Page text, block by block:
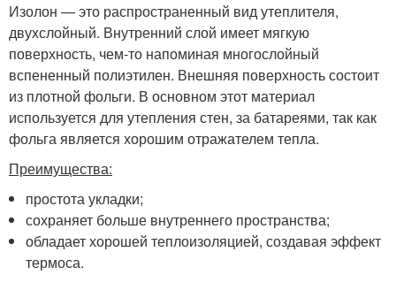
Изолон — это распространенный вид утеплителя,
двухслойный. Внутренний слой имеет мягкую
поверхность, чем-то напоминая многослойный
вспененный полиэтилен. Внешняя поверхность состоит
из плотной фольги. В основном этот материал
используется для утепления стен, за батареями, так как
фольга является хорошим отражателем тепла.
Преимущества:
простота укладки;
сохраняет больше внутреннего пространства;
обладает хорошей теплоизоляцией, создавая эффект
термоса.